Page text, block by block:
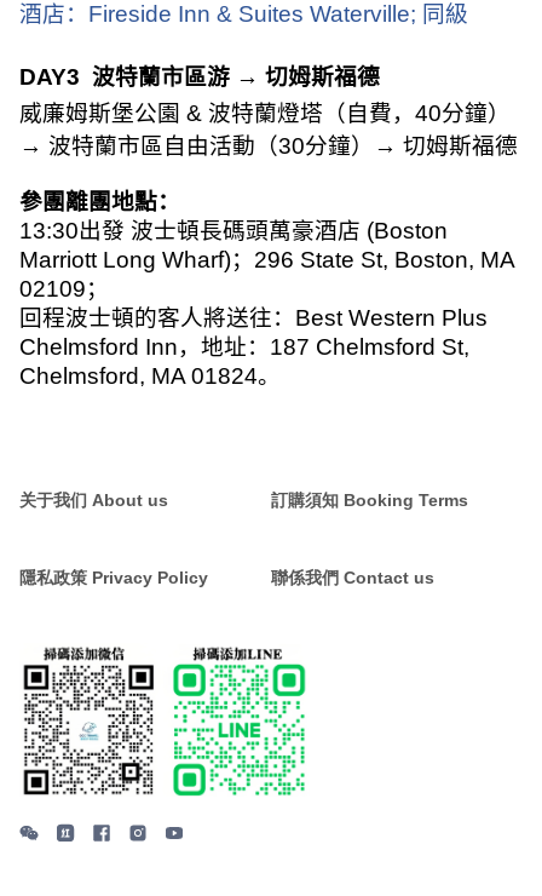
酒店： Fireside Inn & Suites Waterville; 同級
DAY3 波特蘭市區游 → 切姆斯福德
威廉姆斯堡公園 & 波特蘭燈塔（自費， 40分鐘）
→ 波特蘭市區自由活動（30分鐘） → 切姆斯福德
參團離團地點：
13:30出發 波士頓長碼頭萬豪酒店 (Boston
Marriott Long Wharf)； 296 State St, Boston, MA
02109；
回程波士頓的客人將送往： Best Western Plus
Chelmsford Inn，地址： 187 Chelmsford St,
Chelmsford, MA 01824。
关于我们 About us 訂購須知 Booking Terms
隱私政策 Privacy Policy 聯係我們 Contact us